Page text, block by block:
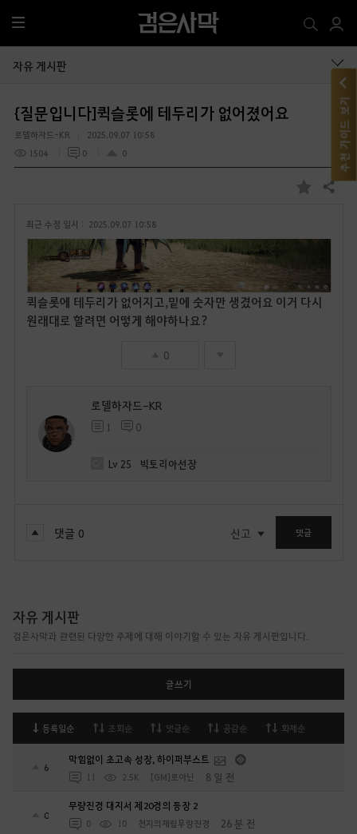
전
체
메
자유 게시판
{질문입니다]퀵슬롯에 테두리가 없어졌어요
로델하자드-KR
2025.09.07 10:58
1504
0 0
즐
기
공유하기
최근 수정 일시 : 2025.09.07 10:58
퀵슬롯에 테두리가 없어지고,밑에 숫자만 생겼어요 이거 다시
원래대로 할려면 어떻게 해야하나요?
0
로델하자드-KR
1 0
Lv 25 빅토리아선장
댓글 0 신고 댓글
자유 게시판
검은사막과 관련된 다양한 주제에 대해 이야기할 수 있는 자유 게시판입니다.
글쓰기
등록일순 조회순 댓글순 공감순 화제순
6
막힘없이 초고속 성장, 하이퍼부스트
11 2.5K [GM]로아닌 8 일 전
0
무량진경 대지서 제20경의 등장 2
0 10 천지의재림무량진경 26 분 전
추천 가이드 보기